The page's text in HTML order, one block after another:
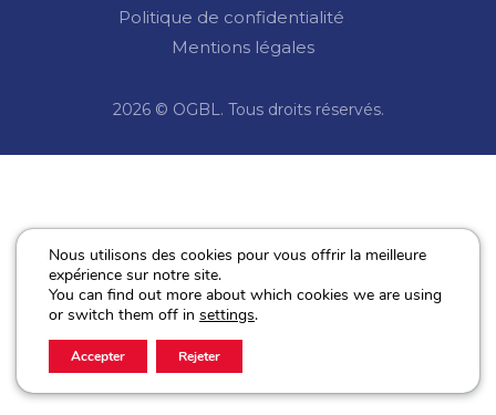
Politique de confidentialité
Mentions légales
2026 © OGBL. Tous droits réservés.
Nous utilisons des cookies pour vous offrir la meilleure
expérience sur notre site.
You can find out more about which cookies we are using
or switch them off in settings.
Accepter Rejeter